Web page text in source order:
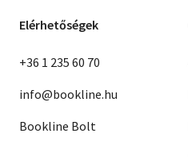
Elérhetőségek
+36 1 235 60 70
info@bookline.hu
Bookline Bolt